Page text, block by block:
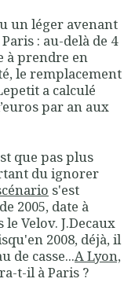
un léger avenant
: au-delà de 4
à prendre en
le remplacement
a calculé
par an aux
que pas plus
du ignorer
s'est
2005, date à
Velov. J.Decaux
2008, déjà, il
de casse...A Lyon,
t-il à Paris ?